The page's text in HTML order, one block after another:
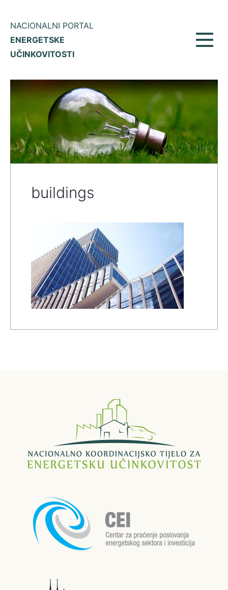
NACIONALNI PORTAL
ENERGETSKE
UČINKOVITOSTI
buildings